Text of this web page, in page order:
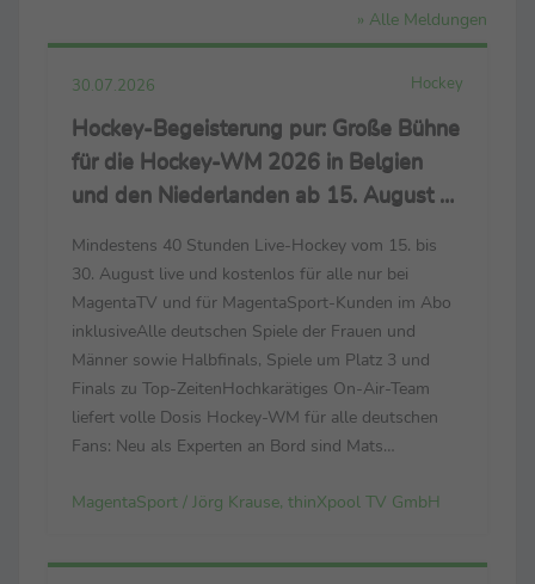
» Alle Meldungen
30.07.2026 Hockey
Hockey-Begeisterung pur: Große Bühne
für die Hockey-WM 2026 in Belgien
und den Niederlanden ab 15. August –
MagentaTV
Mindestens 40 Stunden Live-Hockey vom 15. bis
30. August live und kostenlos für alle nur bei
MagentaTV und für MagentaSport-Kunden im Abo
inklusiveAlle deutschen Spiele der Frauen und
Männer sowie Halbfinals, Spiele um Platz 3 und
Finals zu Top-ZeitenHochkarätiges On-Air-Team
liefert volle Dosis Hockey-WM für alle deutschen
Fans: Neu als Experten an Bord sind Mats
Leistungsträger ihrer Nationalteams Der
MagentaSport / Jörg Krause, thinXpool TV GmbH